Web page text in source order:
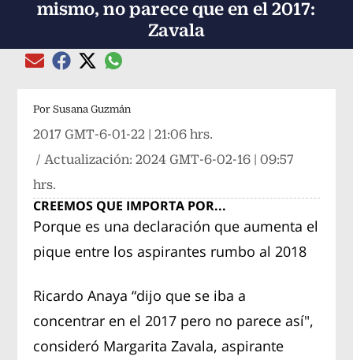
mismo, no parece que en el 2017:
Zavala
Compartir el artículo actual mediante Email
Compartir el artículo actual mediante Facebook
Compartir el artículo actual mediante Twitter
Compartir el artículo actual mediante
Por Susana Guzmán
2017 GMT-6-01-22 | 21:06 hrs.
/ Actualización:2024 GMT-6-02-16 | 09:57
hrs.
CREEMOS QUE IMPORTA POR...
Porque es una declaración que aumenta el
pique entre los aspirantes rumbo al 2018
Ricardo Anaya “dijo que se iba a
concentrar en el 2017 pero no parece así",
consideró Margarita Zavala, aspirante